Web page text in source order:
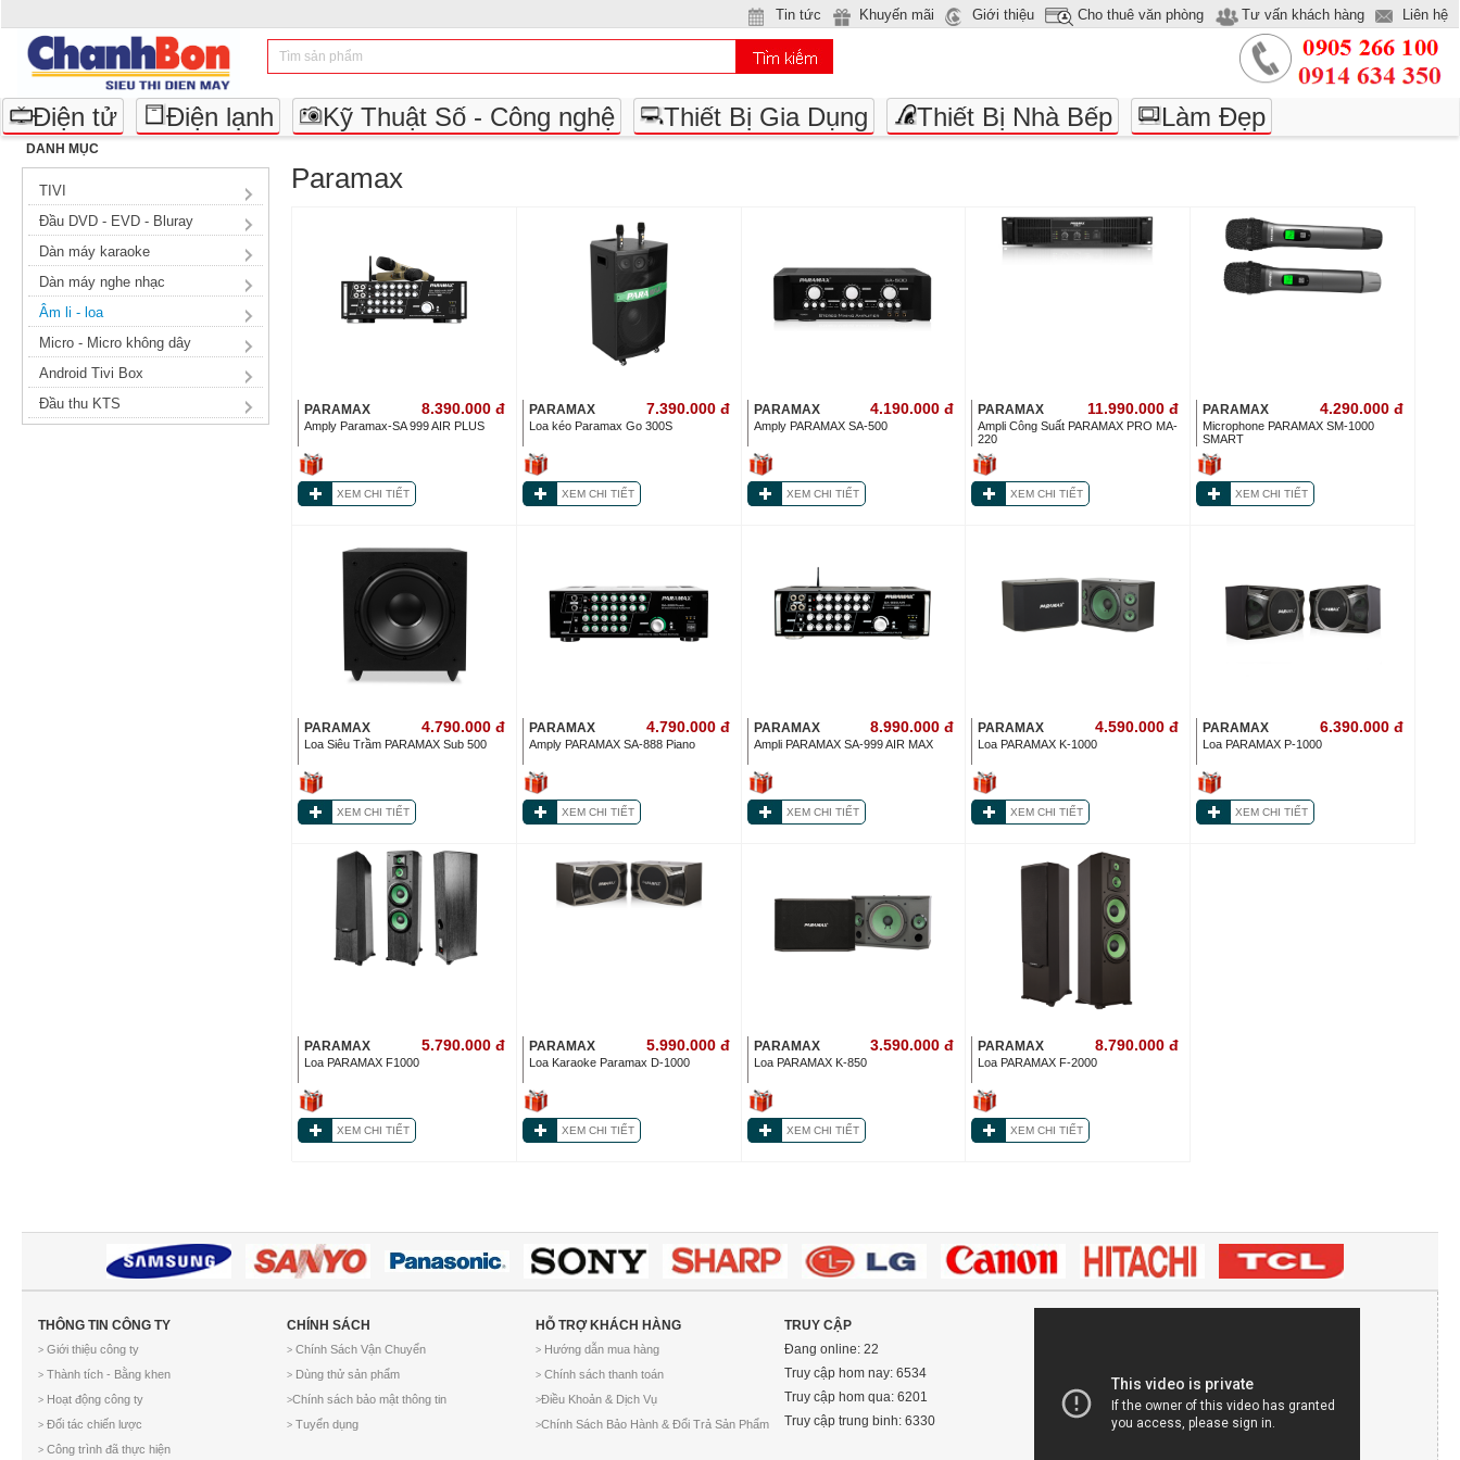
Liên hệ
Tin tức Khuyến mãi Giới thiệu Cho thuê văn phòng Tư vấn khách hàng
Điện tử Điện lạnh Kỹ Thuật Số - Công nghệ Thiết Bị Gia Dụng Thiết Bị Nhà Bếp Làm Đẹp
DANH MỤC
TIVI
Đầu DVD - EVD - Bluray
Dàn máy karaoke
Dàn máy nghe nhạc
Âm li - loa
Micro - Micro không dây
Android Tivi Box
Đầu thu KTS
Paramax
PARAMAX 8.390.000 đ
Amply Paramax-SA 999 AIR PLUS
XEM CHI TIẾT
PARAMAX 7.390.000 đ
Loa kéo Paramax Go 300S
XEM CHI TIẾT
PARAMAX 4.190.000 đ
Amply PARAMAX SA-500
XEM CHI TIẾT
PARAMAX 11.990.000 đ
Ampli Công Suất PARAMAX PRO MA-
220
XEM CHI TIẾT
PARAMAX 4.290.000 đ
Microphone PARAMAX SM-1000
SMART
XEM CHI TIẾT
PARAMAX 4.790.000 đ
Loa Siêu Trầm PARAMAX Sub 500
XEM CHI TIẾT
PARAMAX 4.790.000 đ
Amply PARAMAX SA-888 Piano
XEM CHI TIẾT
PARAMAX 8.990.000 đ
Ampli PARAMAX SA-999 AIR MAX
XEM CHI TIẾT
PARAMAX 4.590.000 đ
Loa PARAMAX K-1000
XEM CHI TIẾT
PARAMAX 6.390.000 đ
Loa PARAMAX P-1000
XEM CHI TIẾT
PARAMAX 5.790.000 đ
Loa PARAMAX F1000
XEM CHI TIẾT
PARAMAX 5.990.000 đ
Loa Karaoke Paramax D-1000
XEM CHI TIẾT
PARAMAX 3.590.000 đ
Loa PARAMAX K-850
XEM CHI TIẾT
PARAMAX 8.790.000 đ
Loa PARAMAX F-2000
XEM CHI TIẾT
THÔNG TIN CÔNG TY
> Giới thiệu công ty
> Thành tích - Bằng khen
> Hoạt động công ty
> Đối tác chiến lược
> Công trình đã thực hiện
CHÍNH SÁCH
> Chính Sách Vận Chuyển
> Dùng thử sản phẩm
>Chính sách bảo mật thông tin
> Tuyển dụng
HỖ TRỢ KHÁCH HÀNG
> Hướng dẫn mua hàng
> Chính sách thanh toán
>Điều Khoản & Dịch Vụ
>Chính Sách Bảo Hành & Đổi Trả Sản Phẩm
TRUY CẬP
Đang online: 22
Truy cập hom nay: 6534
Truy cập hom qua: 6201
Truy cập trung binh: 6330